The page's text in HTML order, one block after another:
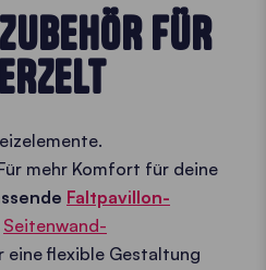
FÜR
mehr Komfort für deine
Faltpavillon-
Seitenwand-
eine flexible Gestaltung